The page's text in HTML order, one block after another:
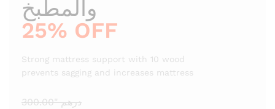
25% OFF
Strong mattress support with 10 wood
prevents sagging and increases mattress
درهم "300.00